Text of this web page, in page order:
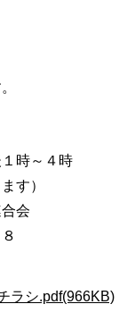
時～４時
す）
会
ラシ.pdf(966KB)